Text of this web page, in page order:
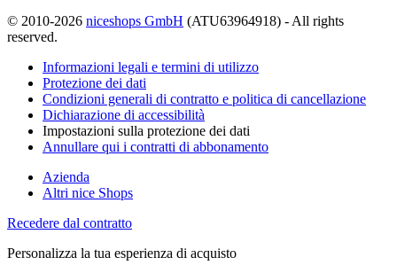
© 2010-2026 niceshops GmbH (ATU63964918) - All rights
reserved.
Informazioni legali e termini di utilizzo
Protezione dei dati
Condizioni generali di contratto e politica di cancellazione
Dichiarazione di accessibilità
Impostazioni sulla protezione dei dati
Annullare qui i contratti di abbonamento
Azienda
Altri nice Shops
Recedere dal contratto
Personalizza la tua esperienza di acquisto